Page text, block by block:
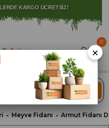
KARGO ÜCRETSİZ!
İLİ İLE SINIRLIDIR.
ARA
0
Meyve Fidanı
×